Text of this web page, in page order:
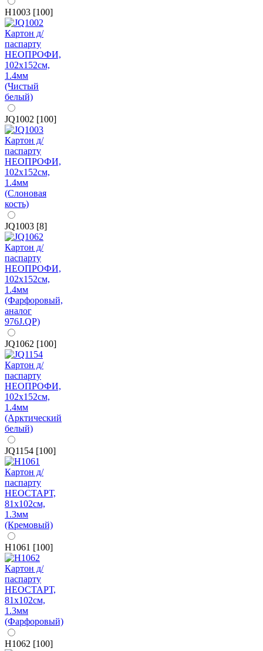
H1003 [100]
JQ1002 [100]
JQ1003 [8]
JQ1062 [100]
JQ1154 [100]
H1061 [100]
H1062 [100]